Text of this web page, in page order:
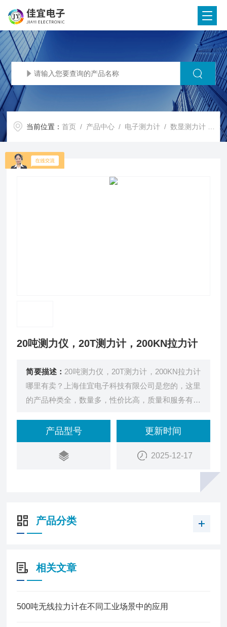
当前位置：首页 / 产品中心 / 电子测力计 /数显测力计
20吨测力仪，20T测力计，200KN拉力计
简要描述： 20吨测力仪，20T测力计，200KN拉力计
哪里有卖？上海佳宜电子科技有限公司是您的，这里
的产品种类全，数量多，性价比高，质量和服务有保
产品型号 更新时间
2025-12-17
产品分类
相关文章
500吨无线拉力计在不同工业场景中的应用